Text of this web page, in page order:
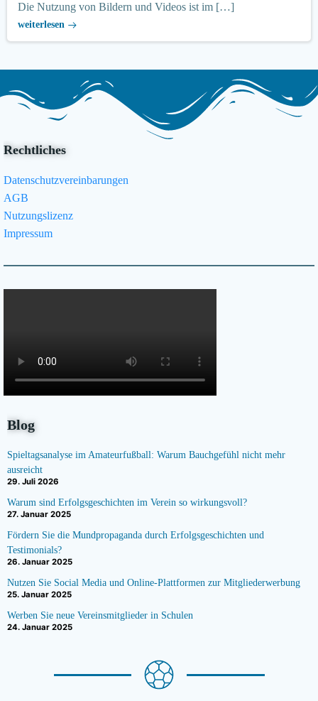
Die Nutzung von Bildern und Videos ist im […]
weiterlesen
Rechtliches
Datenschutzvereinbarungen
AGB
Nutzungslizenz
Impressum
Blog
Spieltagsanalyse im Amateurfußball: Warum Bauchgefühl nicht mehr
ausreicht
29. Juli 2026
Warum sind Erfolgsgeschichten im Verein so wirkungsvoll?
27. Januar 2025
Fördern Sie die Mundpropaganda durch Erfolgsgeschichten und
Testimonials?
26. Januar 2025
Nutzen Sie Social Media und Online-Plattformen zur Mitgliederwerbung
25. Januar 2025
Werben Sie neue Vereinsmitglieder in Schulen
24. Januar 2025